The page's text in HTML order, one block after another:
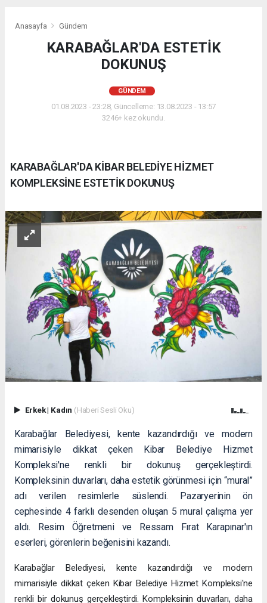
Anasayfa Gündem
KARABAĞLAR'DA ESTETİK
DOKUNUŞ
GÜNDEM
01.08.2023 - 23:28, Güncelleme: 13.08.2023 - 13:57
3246+ kez okundu.
KARABAĞLAR'DA KİBAR BELEDİYE HİZMET
KOMPLEKSİNE ESTETİK DOKUNUŞ
Erkek| Kadın (Haberi Sesli Oku)
Karabağlar Belediyesi, kente kazandırdığı ve modern
mimarisiyle dikkat çeken Kibar Belediye Hizmet
Kompleksi'ne renkli bir dokunuş gerçekleştirdi.
Kompleksinin duvarları, daha estetik görünmesi için “mural”
adı verilen resimlerle süslendi. Pazaryerinin ön
cephesinde 4 farklı desenden oluşan 5 mural çalışma yer
aldı. Resim Öğretmeni ve Ressam Fırat Karapınar'ın
eserleri, görenlerin beğenisini kazandı.
Karabağlar Belediyesi, kente kazandırdığı ve modern
mimarisiyle dikkat çeken Kibar Belediye Hizmet Kompleksi'ne
renkli bir dokunuş gerçekleştirdi. Kompleksinin duvarları, daha